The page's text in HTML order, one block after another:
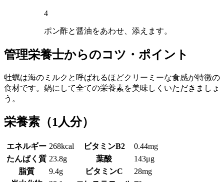
4
ポン酢と醤油をあわせ、添えます。
管理栄養士からのコツ・ポイント
牡蠣は海のミルクと呼ばれるほどクリーミーな食感が特徴の
食材です。鍋にして全ての栄養素を美味しくいただきましょ
う。
栄養素 （1人分）
エネルギー 268kcal ビタミンB2
0.44mg
たんぱく質 23.8g 葉酸
143μg
脂質
9.4g ビタミンC
28mg